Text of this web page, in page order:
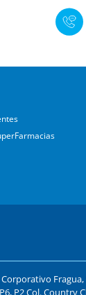
Fragua,
P2 Col. Country